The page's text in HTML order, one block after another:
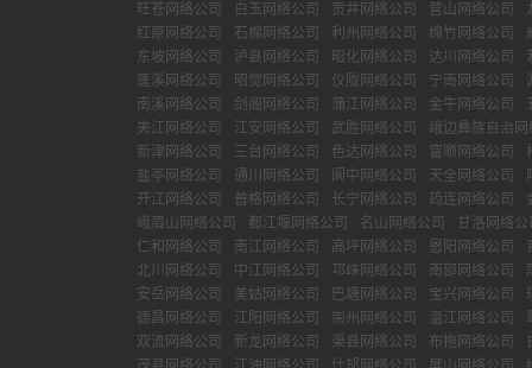
旺苍网络公司
白玉网络公司 贡井网络公司 营山网络公司
红原网络公司
石棉网络公司 利州网络公司 绵竹网络公司
东坡网络公司
泸县网络公司 昭化网络公司 达川网络公司
蓬溪网络公司
昭觉网络公司 仪陇网络公司 宁南网络公司
南溪网络公司
剑阁网络公司 蒲江网络公司 金牛网络公司
夹江网络公司
江安网络公司 武胜网络公司
峨边彝族自治网
新津网络公司
三台网络公司 色达网络公司 富顺网络公司
盐亭网络公司
通川网络公司 阆中网络公司 天全网络公司
开江网络公司
普格网络公司 长宁网络公司 筠连网络公司
峨眉山网络公司
都江堰网络公司 名山网络公司
甘洛网络公
仁和网络公司
南江网络公司 高坪网络公司 恩阳网络公司
北川网络公司
中江网络公司 邛崃网络公司 南部网络公司
安岳网络公司
美姑网络公司 巴塘网络公司 宝兴网络公司
德昌网络公司
江阳网络公司 崇州网络公司 温江网络公司
双流网络公司
新龙网络公司 渠县网络公司 布拖网络公司